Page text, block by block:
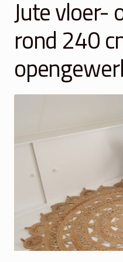
Winkelmand
Over Ons
Veelgestelde vragen
Jute vloer-
rond 240